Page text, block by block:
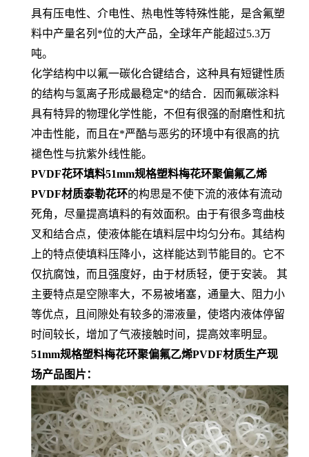
具有压电性、介电性、热电性等特殊性能，是含氟塑
料中产量名列*位的大产品，全球年产能超过5.3万
吨。
化学结构中以氟一碳化合键结合，这种具有短键性质
的结构与氢离子形成最稳定*的结合．因而氟碳涂料
具有特异的物理化学性能，不但有很强的耐磨性和抗
冲击性能，而且在*严酷与恶劣的环境中有很高的抗
褪色性与抗紫外线性能。
PVDF花环填料51mm规格塑料梅花环聚偏氟乙烯
PVDF材质泰勒花环的构思是不使下流的液体有流动
死角，尽量提高填料的有效面积。由于有很多弯曲枝
叉和结合点，使液体能在填料层中均匀分布。其结构
上的特点使填料压降小，这样能达到节能目的。它不
仅抗腐蚀，而且强度好，由于材质轻，便于安装。 其
主要特点是空隙率大，不易被堵塞，通量大、阻力小
等优点，且间隙处有较多的滞液量，使塔内液体停留
时间较长，增加了气液接触时间，提高效率明显。
51mm规格塑料梅花环聚偏氟乙烯PVDF材质生产现
场产品图片：